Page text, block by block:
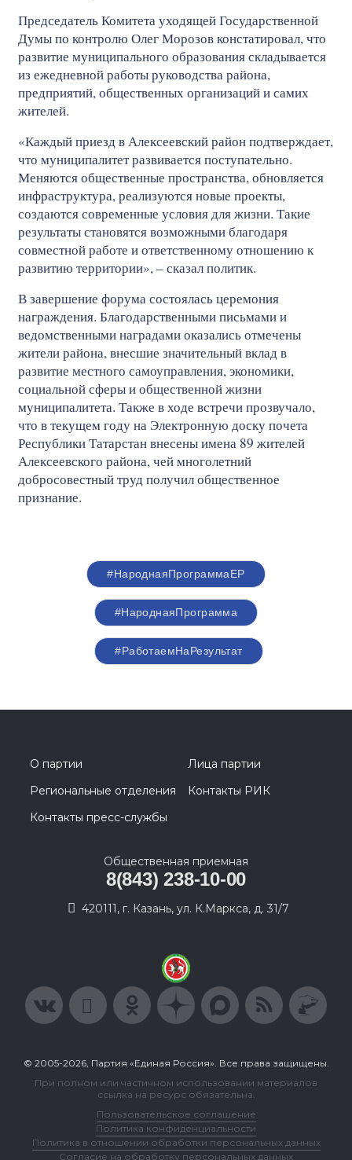
Председатель Комитета уходящей Государственной
Думы по контролю Олег Морозов констатировал, что
развитие муниципального образования складывается
из ежедневной работы руководства района,
предприятий, общественных организаций и самих
жителей.
«Каждый приезд в Алексеевский район подтверждает,
что муниципалитет развивается поступательно.
Меняются общественные пространства, обновляется
инфраструктура, реализуются новые проекты,
создаются современные условия для жизни. Такие
результаты становятся возможными благодаря
совместной работе и ответственному отношению к
развитию территории», – сказал политик.
В завершение форума состоялась церемония
награждения. Благодарственными письмами и
ведомственными наградами оказались отмечены
жители района, внесшие значительный вклад в
развитие местного самоуправления, экономики,
социальной сферы и общественной жизни
муниципалитета. Также в ходе встречи прозвучало,
что в текущем году на Электронную доску почета
Республики Татарстан внесены имена 89 жителей
Алексеевского района, чей многолетний
добросовестный труд получил общественное
признание.
#НароднаяПрограммаЕР
#НароднаяПрограмма
#РаботаемНаРезультат
О партии
Лица партии
Региональные отделения
Контакты РИК
Контакты пресс-службы
Общественная приемная
8(843) 238-10-00
420111, г. Казань, ул. К.Маркса, д. 31/7
© 2005-2026, Партия «Единая Россия». Все права защищены.
При полном или частичном использовании материалов
ссылка на ресурс обязательна.
Пользовательское соглашение
Политика конфиденциальности
Политика в отношении обработки персональных данных
Согласие на обработку персональных данных